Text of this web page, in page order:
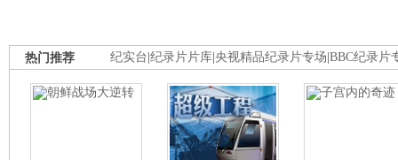
纪实台 纪录片片库 央视精品纪录片专场 BBC纪录片
热门推荐